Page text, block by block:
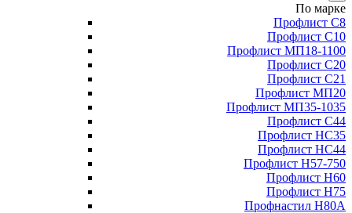
По марке
Профлист С8
Профлист С10
Профлист МП18-1100
Профлист С20
Профлист С21
Профлист МП20
Профлист МП35-1035
Профлист С44
Профлист НС35
Профлист НС44
Профлист Н57-750
Профлист Н60
Профлист Н75
Профнастил Н80А